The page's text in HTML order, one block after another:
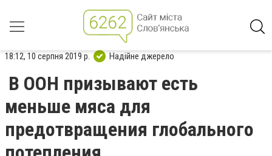
18:12, 10 серпня 2019 р. Надійне джерело
В ООН призывают есть
меньше мяса для
предотвращения глобального